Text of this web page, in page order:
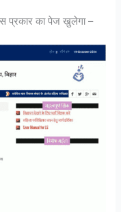
प्रकार का पेज खुलेगा –